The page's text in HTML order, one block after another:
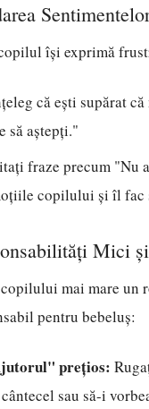
își exprimă
că ești supărat
să aștepți."
fraze precum "Nu
copilului și îl fac
Mici
mai mare un
pentru bebeluș:
prețios:
sau să-i